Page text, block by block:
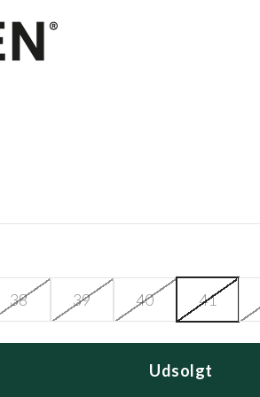
38 39 40 41
Udsolgt